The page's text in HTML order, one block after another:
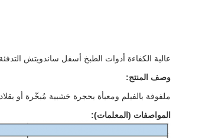
عالية الكفاءة أدوات الطبخ أسفل ساندويتش التدفئة
وصف المنتج:
ملفوفة بالفيلم ومعبأة بحجرة خشبية مُبخّرة أو
المواصفات (المعلمات):